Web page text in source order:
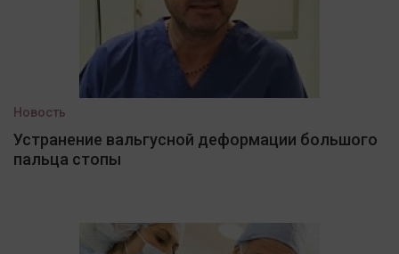
Новость
Устранение вальгусной деформации большого
пальца стопы